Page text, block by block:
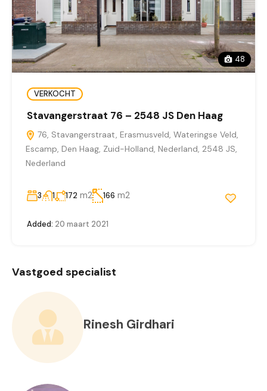
48
VERKOCHT
Stavangerstraat 76 – 2548 JS Den Haag
76, Stavangerstraat, Erasmusveld, Wateringse Veld,
Escamp, Den Haag, Zuid-Holland, Nederland, 2548 JS,
Nederland
3 1 172 m2 166 m2
Added: 20 maart 2021
Vastgoed specialist
Rinesh Girdhari